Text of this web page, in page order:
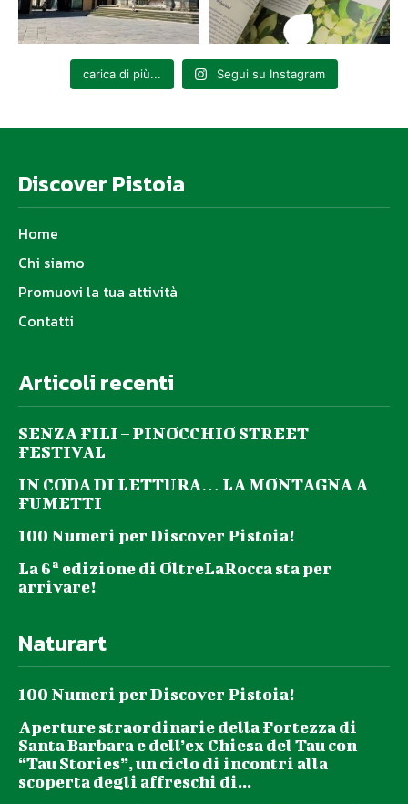
carica di più... Segui su Instagram
Discover Pistoia
Home
Chi siamo
Promuovi la tua attività
Contatti
Articoli recenti
SENZA FILI – PINOCCHIO STREET
FESTIVAL
IN CODA DI LETTURA… LA MONTAGNA A
FUMETTI
100 Numeri per Discover Pistoia!
La 6ª edizione di OltreLaRocca sta per
arrivare!
Naturart
100 Numeri per Discover Pistoia!
Aperture straordinarie della Fortezza di
Santa Barbara e dell’ex Chiesa del Tau con
“Tau Stories”, un ciclo di incontri alla
scoperta degli affreschi di...